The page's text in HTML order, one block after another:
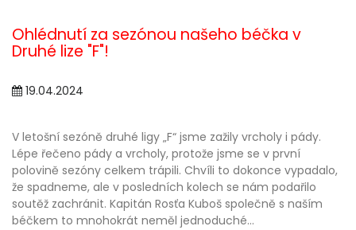
Ohlédnutí za sezónou našeho béčka v
Druhé lize "F"!
19.04.2024
V letošní sezóně druhé ligy „F“ jsme zažily vrcholy i pády.
Lépe řečeno pády a vrcholy, protože jsme se v první
polovině sezóny celkem trápili. Chvíli to dokonce vypadalo,
že spadneme, ale v posledních kolech se nám podařilo
soutěž zachránit. Kapitán Rosťa Kuboš společně s naším
béčkem to mnohokrát neměl jednoduché...